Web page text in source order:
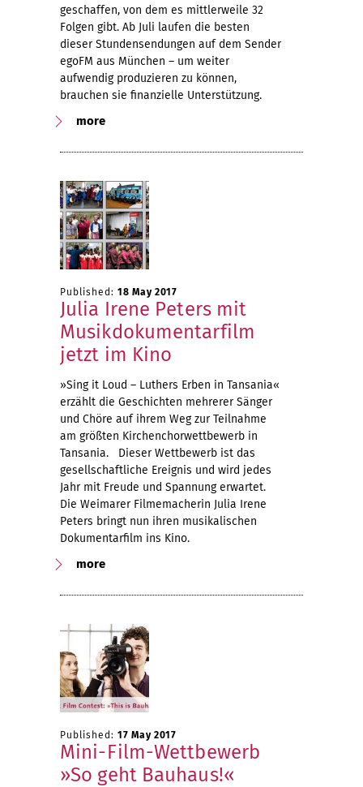
geschaffen, von dem es mittlerweile 32
Folgen gibt. Ab Juli laufen die besten
dieser Stundensendungen auf dem Sender
egoFM aus München – um weiter
aufwendig produzieren zu können,
brauchen sie finanzielle Unterstützung.
more
Published: 18 May 2017
Julia Irene Peters mit
Musikdokumentarfilm
jetzt im Kino
»Sing it Loud – Luthers Erben in Tansania«
erzählt die Geschichten mehrerer Sänger
und Chöre auf ihrem Weg zur Teilnahme
am größten Kirchenchorwettbewerb in
Tansania. Dieser Wettbewerb ist das
gesellschaftliche Ereignis und wird jedes
Jahr mit Freude und Spannung erwartet.
Die Weimarer Filmemacherin Julia Irene
Peters bringt nun ihren musikalischen
Dokumentarfilm ins Kino.
more
Published: 17 May 2017
Mini-Film-Wettbewerb
»So geht Bauhaus!«